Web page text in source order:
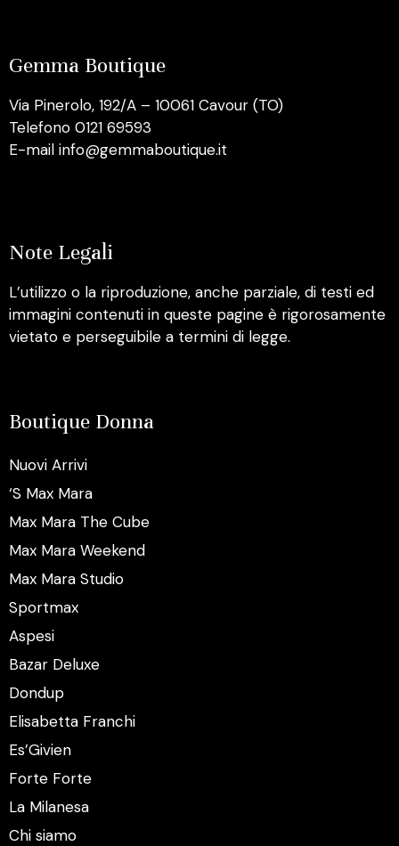
Gemma Boutique
Via Pinerolo, 192/A – 10061 Cavour (TO)
Telefono 0121 69593
E-mail info@gemmaboutique.it
Note Legali
L’utilizzo o la riproduzione, anche parziale, di testi ed
immagini contenuti in queste pagine è rigorosamente
vietato e perseguibile a termini di legge.
Boutique Donna
Nuovi Arrivi
‘S Max Mara
Max Mara The Cube
Max Mara Weekend
Max Mara Studio
Sportmax
Aspesi
Bazar Deluxe
Dondup
Elisabetta Franchi
Es’Givien
Forte Forte
La Milanesa
Chi siamo